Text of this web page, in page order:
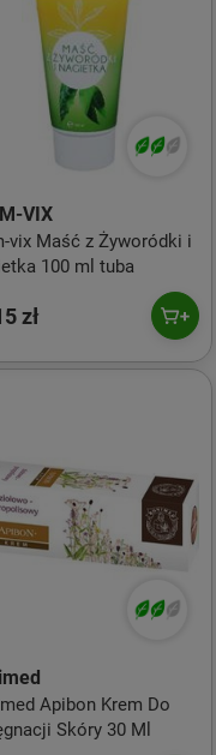
VIX
vix Maść z Żyworódki i
100 ml tuba
zł
Apibon Krem Do
Skóry 30 Ml